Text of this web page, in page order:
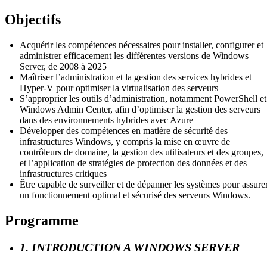
Objectifs
Acquérir les compétences nécessaires pour installer, configurer et
administrer efficacement les différentes versions de Windows
Server, de 2008 à 2025
Maîtriser l’administration et la gestion des services hybrides et
Hyper-V pour optimiser la virtualisation des serveurs
S’approprier les outils d’administration, notamment PowerShell et
Windows Admin Center, afin d’optimiser la gestion des serveurs
dans des environnements hybrides avec Azure
Développer des compétences en matière de sécurité des
infrastructures Windows, y compris la mise en œuvre de
contrôleurs de domaine, la gestion des utilisateurs et des groupes,
et l’application de stratégies de protection des données et des
infrastructures critiques
Être capable de surveiller et de dépanner les systèmes pour
un fonctionnement optimal et sécurisé des serveurs Windows.
Programme
1. INTRODUCTION A WINDOWS SERVER